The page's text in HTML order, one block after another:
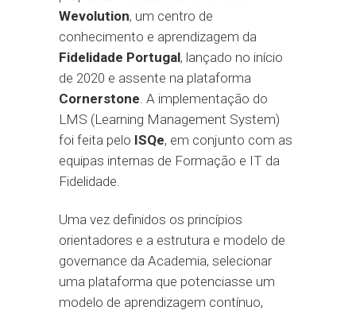
Wevolution, um centro de
conhecimento e aprendizagem da
Fidelidade Portugal, lançado no início
de 2020 e assente na plataforma
Cornerstone. A implementação do
LMS (Learning Management System)
foi feita pelo ISQe, em conjunto com as
equipas internas de Formação e IT da
Fidelidade.
Uma vez definidos os princípios
orientadores e a estrutura e modelo de
governance da Academia, selecionar
uma plataforma que potenciasse um
modelo de aprendizagem contínuo,